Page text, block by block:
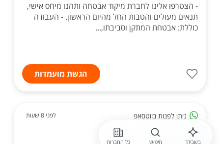
- הצטרפו אלינו לחברת מיקוד אבטחה ותהנו מיחס אישי,
תנאים מעולים והטבות החל מהיום הראשון. - העבודה
כוללת: אבטחת המתקן וסביבתו,...
הגשת מועמדות
ניתן לפנות בווטסאפ לפני 8 שעות
מיקוד אבטחה
בשבילך חיפוש כל החברות